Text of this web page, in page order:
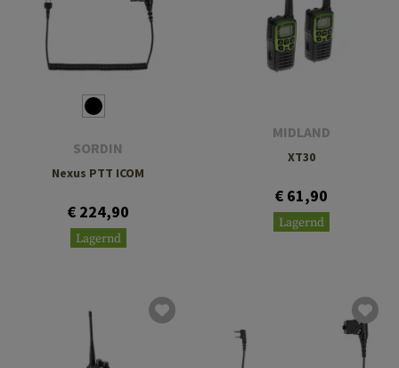
SORDIN
Nexus PTT ICOM
€ 224,90
Lagernd
MIDLAND
XT30
€ 61,90
Lagernd